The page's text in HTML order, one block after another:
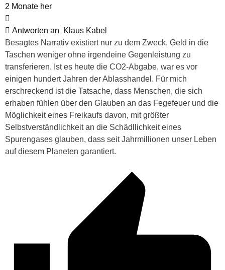
2 Monate her
Antworten an
Klaus Kabel
Besagtes Narrativ existiert nur zu dem Zweck, Geld in die
Taschen weniger ohne irgendeine Gegenleistung zu
transferieren. Ist es heute die CO2-Abgabe, war es vor
einigen hundert Jahren der Ablasshandel. Für mich
erschreckend ist die Tatsache, dass Menschen, die sich
erhaben fühlen über den Glauben an das Fegefeuer und die
Möglichkeit eines Freikaufs davon, mit größter
Selbstverständlichkeit an die Schädllichkeit eines
Spurengases glauben, dass seit Jahrmillionen unser Leben
auf diesem Planeten garantiert.